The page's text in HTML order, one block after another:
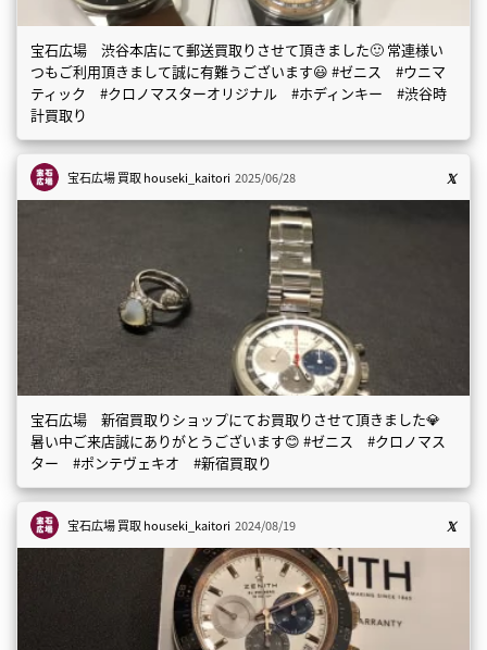
宝石広場 渋谷本店にて郵送買取りさせて頂きました🙂 常連様い
つもご利用頂きまして誠に有難うございます😃 #ゼニス #ウニマ
ティック #クロノマスターオリジナル #ホディンキー #渋谷時
計買取り
宝石広場 買取houseki_kaitori 2025/06/28
宝石広場 新宿買取りショップにてお買取りさせて頂きました💎
暑い中ご来店誠にありがとうございます😊 #ゼニス #クロノマス
ター #ポンテヴェキオ #新宿買取り
宝石広場 買取houseki_kaitori 2024/08/19